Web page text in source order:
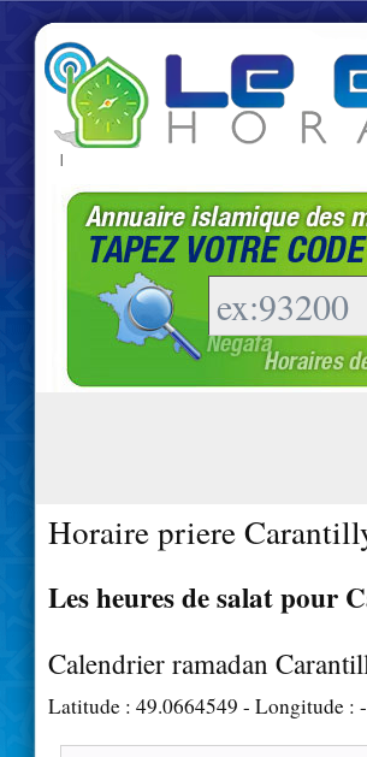
|
Horaire priere
Les heures de salat pour
Calendrier ramadan
Latitude : 49.0664549 - Longitude :